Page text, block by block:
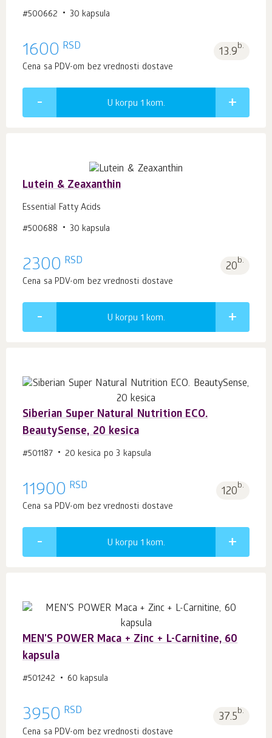
#500662 30 kapsula
1600 RSD 13.9b.
Cena sa PDV-om bez vrednosti dostave
U korpu 1 kom.
Lutein & Zeaxanthin
Essential Fatty Acids
#500688 30 kapsula
2300 RSD 20b.
Cena sa PDV-om bez vrednosti dostave
U korpu 1 kom.
Siberian Super Natural Nutrition ECO.
BeautySense, 20 kesica
#501187 20 kesica po 3 kapsula
11900 RSD 120b.
Cena sa PDV-om bez vrednosti dostave
U korpu 1 kom.
MEN'S POWER Maca + Zinc + L-Carnitine, 60
kapsula
#501242 60 kapsula
3950 RSD 37.5b.
Cena sa PDV-om bez vrednosti dostave